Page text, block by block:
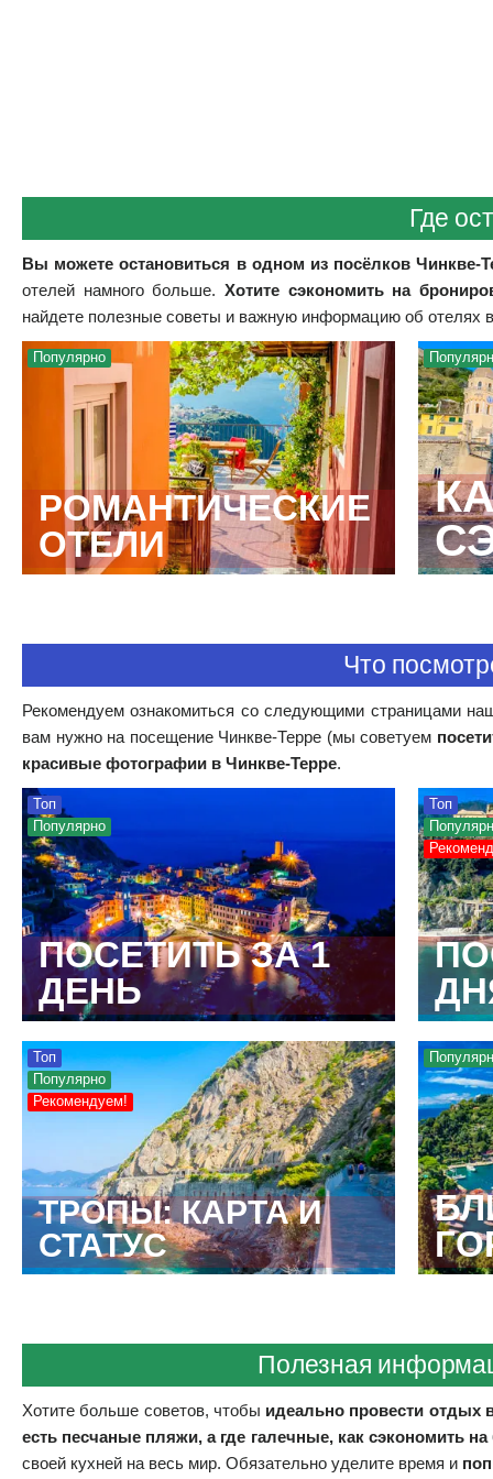
Где
Вы можете остановиться в одном из посёлков Чинкве-
отелей намного больше. Хотите сэкономить на
найдете полезные советы и важную информацию об отелях
Популярно
РОМАНТИЧЕСКИЕ
ОТЕЛИ
Что
Рекомендуем ознакомиться со следующими страницами
вам нужно на посещение Чинкве-Терре (мы советуем
красивые фотографии в Чинкве-Терре.
Топ
Популярно
ПОСЕТИТЬ ЗА 1
ДЕНЬ
Топ
Топ
Популярно
Рекомендуем!
ТРОПЫ: КАРТА И
СТАТУС
Полезная
Хотите больше советов, чтобы идеально провести отдых
есть песчаные пляжи, а где галечные, как сэкономить
своей кухней на весь мир. Обязательно уделите время и
КОГДА ЛУЧШЕ